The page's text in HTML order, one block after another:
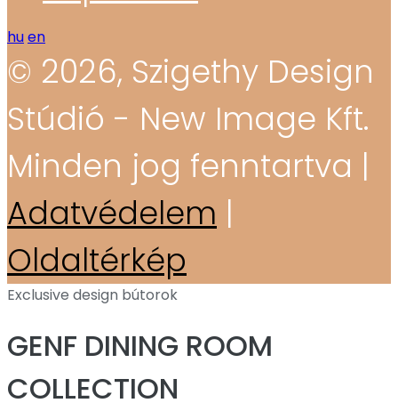
huen
© 2026, Szigethy Design
Stúdió - New Image Kft.
Minden jog fenntartva |
Adatvédelem |
Oldaltérkép
Exclusive design bútorok
GENF DINING ROOM
COLLECTION